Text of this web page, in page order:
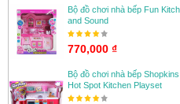
Bộ đồ chơi nhà bếp Fun
and Sound
770,000 ₫
Bộ đồ chơi nhà bếp
Hot Spot Kitchen Playset